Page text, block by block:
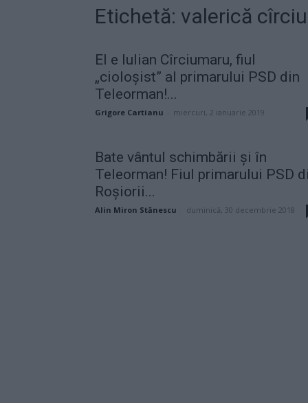
Etichetă: valerică
El e Iulian Cîrciumaru, fiul
„cioloșist” al primarului PSD din
Teleorman!...
Grigore Cartianu miercuri, 2 ianuarie 2019
Bate vântul schimbării şi în
Teleorman! Fiul primarului PSD
Roşiorii...
Alin Miron Stănescu duminică, 30 decembrie 2018